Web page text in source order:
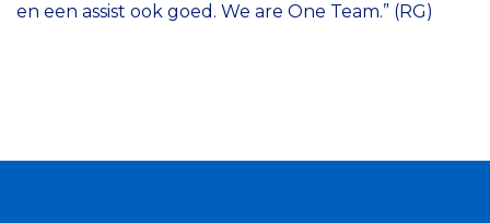
en een assist ook goed. We are One Team.” (RG)